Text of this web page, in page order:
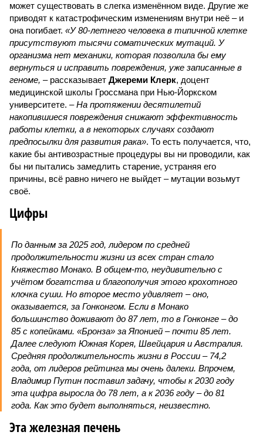
может существовать в слегка изменённом виде. Другие же
приводят к катастрофическим изменениям внутри неё – и
она погибает. «У 80-летнего человека в типичной клетке
присутствуют тысячи соматических мутаций. У
организма нет механики, которая позволила бы ему
вернуться и исправить повреждения, уже записанные в
геноме, – рассказывает Джереми Клерк, доцент
медицинской школы Гроссмана при Нью-Йоркском
университете. – На протяжении десятилетий
накопившиеся повреждения снижают эффективность
работы клетки, а в некоторых случаях создают
предпосылки для развития рака». То есть получается, что,
какие бы антивозрастные процедуры вы ни проводили, как
бы ни пытались замедлить старение, устраняя его
причины, всё равно ничего не выйдет – мутации возьмут
своё.
Цифры
По данным за 2025 год, лидером по средней
продолжительности жизни из всех стран стало
Княжество Монако. В общем-то, неудивительно с
учётом богатства и благополучия этого крохотного
клочка суши. Но второе место удивляет – оно,
оказывается, за Гонконгом. Если в Монако
большинство доживают до 87 лет, то в Гонконге – до
85 с копейками. «Бронза» за Японией – почти 85 лет.
Далее следуют Южная Корея, Швейцария и Австралия.
Средняя продолжительность жизни в России – 74,2
года, от лидеров рейтинга мы очень далеки. Впрочем,
Владимир Путин поставил задачу, чтобы к 2030 году
эта цифра выросла до 78 лет, а к 2036 году – до 81
года. Как это будет выполняться, неизвестно.
Эта железная печень